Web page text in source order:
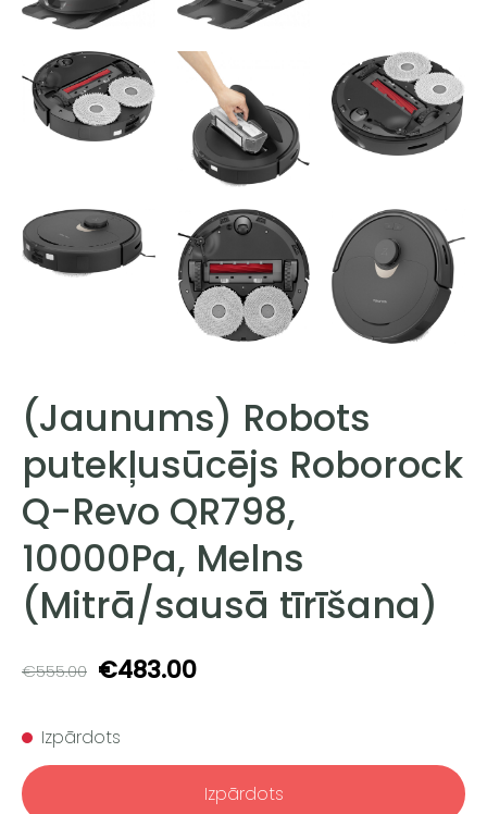
(Jaunums) Robots
putekļusūcējs Roborock
Q-Revo QR798,
10000Pa, Melns
(Mitrā/sausā tīrīšana)
€555.00 €483.00
Izpārdots
Izpārdots